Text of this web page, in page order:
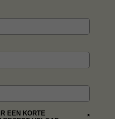
EEN KORTE
*